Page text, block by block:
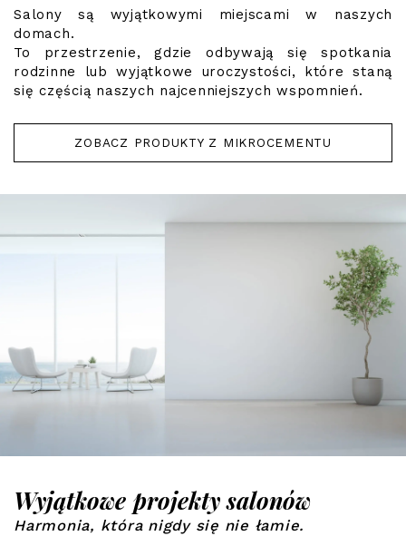
Salony są wyjątkowymi miejscami w naszych
domach.
To przestrzenie, gdzie odbywają się spotkania
rodzinne lub wyjątkowe uroczystości, które staną
się częścią naszych najcenniejszych wspomnień.
ZOBACZ PRODUKTY Z MIKROCEMENTU
Wyjątkowe projekty salonów
Harmonia, która nigdy się nie łamie.